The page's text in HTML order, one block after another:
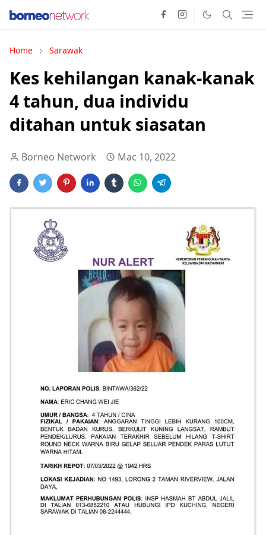
Home Sarawak
Kes kehilangan kanak-kanak
4 tahun, dua individu
ditahan untuk siasatan
Borneo Network Mac 10, 2022